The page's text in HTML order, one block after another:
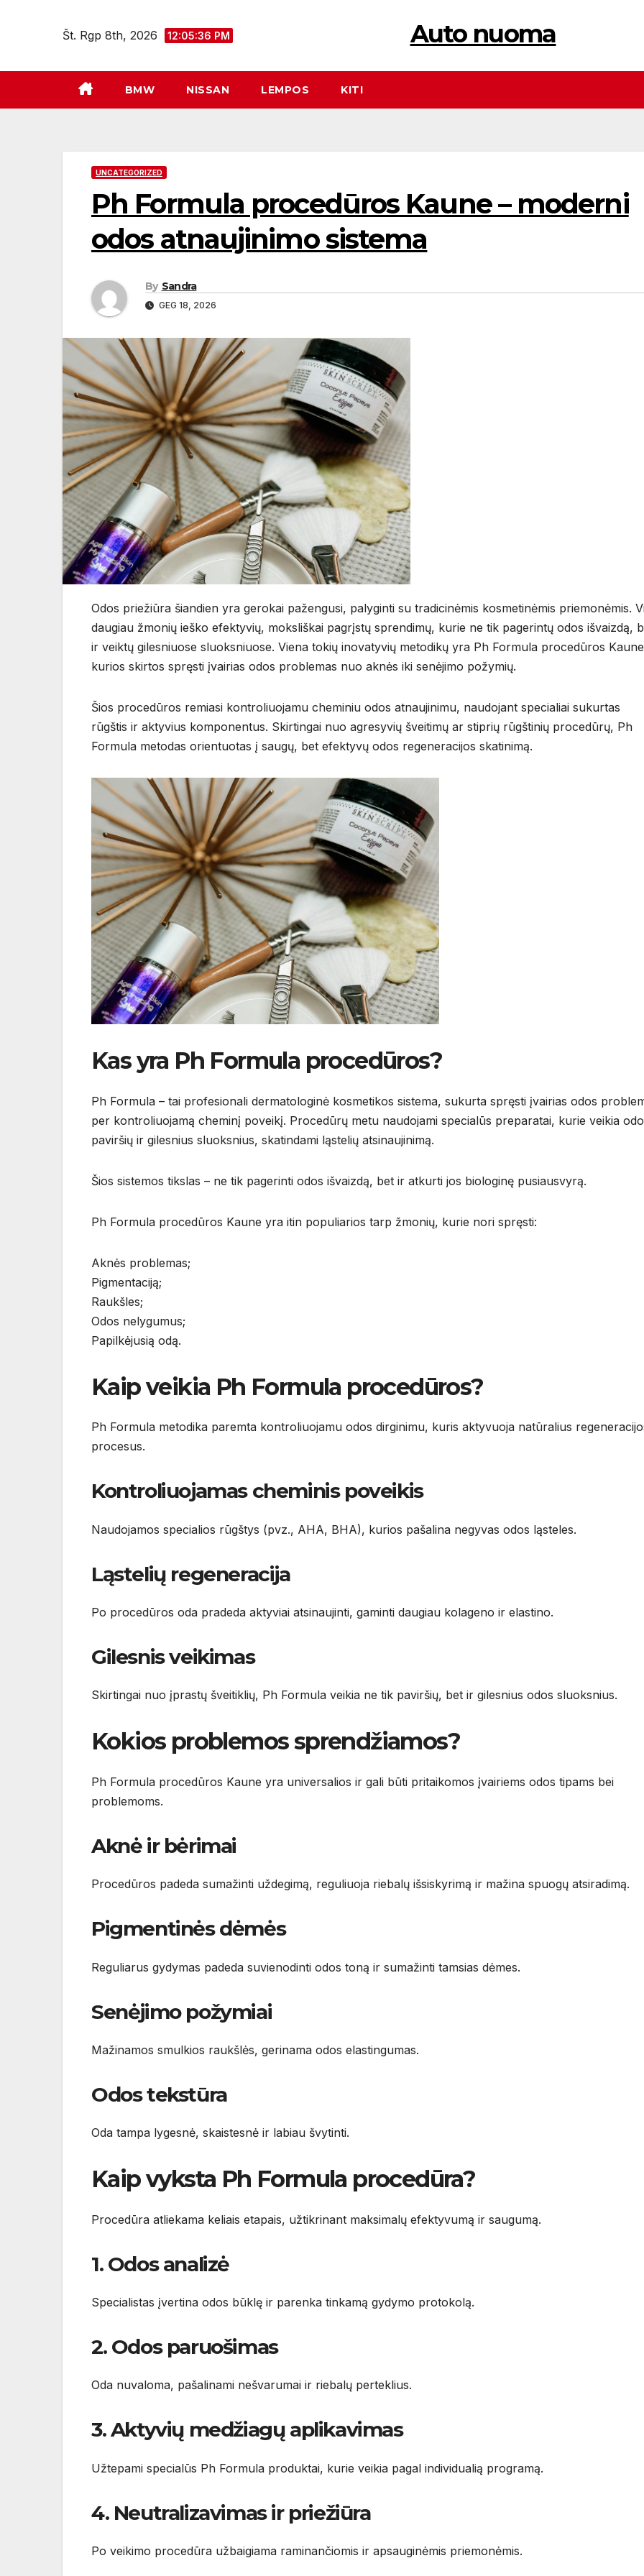
Št. Rgp 8th, 2026 12:05:37 PM Auto nuoma
BMW NISSAN LEMPOS KITI
UNCATEGORIZED
Ph Formula procedūros Kaune – moderni
odos atnaujinimo sistema
By Sandra
GEG 18, 2026
Odos priežiūra šiandien yra gerokai pažengusi, palyginti su tradicinėmis kosmetinėmis priemonėmis.
daugiau žmonių ieško efektyvių, moksliškai pagrįstų sprendimų, kurie ne tik pagerintų odos išvaizdą,
ir veiktų gilesniuose sluoksniuose. Viena tokių inovatyvių metodikų yra Ph Formula procedūros
kurios skirtos spręsti įvairias odos problemas nuo aknės iki senėjimo požymių.
Šios procedūros remiasi kontroliuojamu cheminiu odos atnaujinimu, naudojant specialiai sukurtas
rūgštis ir aktyvius komponentus. Skirtingai nuo agresyvių šveitimų ar stiprių rūgštinių procedūrų, Ph
Formula metodas orientuotas į saugų, bet efektyvų odos regeneracijos skatinimą.
Kas yra Ph Formula procedūros?
Ph Formula – tai profesionali dermatologinė kosmetikos sistema, sukurta spręsti įvairias odos
per kontroliuojamą cheminį poveikį. Procedūrų metu naudojami specialūs preparatai, kurie veikia
paviršių ir gilesnius sluoksnius, skatindami ląstelių atsinaujinimą.
Šios sistemos tikslas – ne tik pagerinti odos išvaizdą, bet ir atkurti jos biologinę pusiausvyrą.
Ph Formula procedūros Kaune yra itin populiarios tarp žmonių, kurie nori spręsti:
Aknės problemas;
Pigmentaciją;
Raukšles;
Odos nelygumus;
Papilkėjusią odą.
Kaip veikia Ph Formula procedūros?
Ph Formula metodika paremta kontroliuojamu odos dirginimu, kuris aktyvuoja natūralius
procesus.
Kontroliuojamas cheminis poveikis
Naudojamos specialios rūgštys (pvz., AHA, BHA), kurios pašalina negyvas odos ląsteles.
Ląstelių regeneracija
Po procedūros oda pradeda aktyviai atsinaujinti, gaminti daugiau kolageno ir elastino.
Gilesnis veikimas
Skirtingai nuo įprastų šveitiklių, Ph Formula veikia ne tik paviršių, bet ir gilesnius odos sluoksnius.
Kokios problemos sprendžiamos?
Ph Formula procedūros Kaune yra universalios ir gali būti pritaikomos įvairiems odos tipams bei
problemoms.
Aknė ir bėrimai
Procedūros padeda sumažinti uždegimą, reguliuoja riebalų išsiskyrimą ir mažina spuogų atsiradimą.
Pigmentinės dėmės
Reguliarus gydymas padeda suvienodinti odos toną ir sumažinti tamsias dėmes.
Senėjimo požymiai
Mažinamos smulkios raukšlės, gerinama odos elastingumas.
Odos tekstūra
Oda tampa lygesnė, skaistesnė ir labiau švytinti.
Kaip vyksta Ph Formula procedūra?
Procedūra atliekama keliais etapais, užtikrinant maksimalų efektyvumą ir saugumą.
1. Odos analizė
Specialistas įvertina odos būklę ir parenka tinkamą gydymo protokolą.
2. Odos paruošimas
Oda nuvaloma, pašalinami nešvarumai ir riebalų perteklius.
3. Aktyvių medžiagų aplikavimas
Užtepami specialūs Ph Formula produktai, kurie veikia pagal individualią programą.
4. Neutralizavimas ir priežiūra
Po veikimo procedūra užbaigiama raminančiomis ir apsauginėmis priemonėmis.